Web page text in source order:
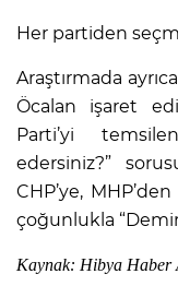
Her partiden
Araştırmada
Öcalan işaret
Parti’yi
edersiniz?”
CHP’ye,
çoğunlukla
Kaynak: Hibya Haber